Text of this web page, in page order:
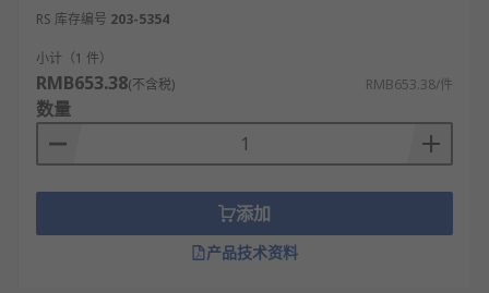
RS 库存编号 203-5354
小计（1 件）
RMB653.38(不含税) RMB653.38/件
数量
添加
产品技术资料